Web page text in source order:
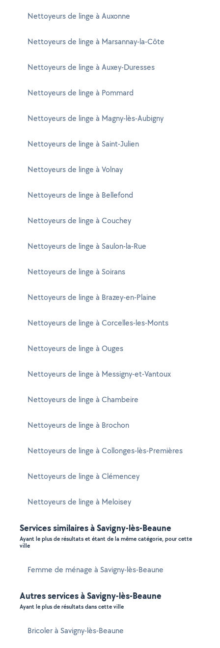
Nettoyeurs de linge à Auxonne
Nettoyeurs de linge à Marsannay-la-Côte
Nettoyeurs de linge à Auxey-Duresses
Nettoyeurs de linge à Pommard
Nettoyeurs de linge à Magny-lès-Aubigny
Nettoyeurs de linge à Saint-Julien
Nettoyeurs de linge à Volnay
Nettoyeurs de linge à Bellefond
Nettoyeurs de linge à Couchey
Nettoyeurs de linge à Saulon-la-Rue
Nettoyeurs de linge à Soirans
Nettoyeurs de linge à Brazey-en-Plaine
Nettoyeurs de linge à Corcelles-les-Monts
Nettoyeurs de linge à Ouges
Nettoyeurs de linge à Messigny-et-Vantoux
Nettoyeurs de linge à Chambeire
Nettoyeurs de linge à Brochon
Nettoyeurs de linge à Collonges-lès-Premières
Nettoyeurs de linge à Clémencey
Nettoyeurs de linge à Meloisey
Services similaires à Savigny-lès-Beaune
Ayant le plus de résultats et étant de la même catégorie, pour cette
ville
Femme de ménage à Savigny-lès-Beaune
Autres services à Savigny-lès-Beaune
Ayant le plus de résultats dans cette ville
Bricoler à Savigny-lès-Beaune